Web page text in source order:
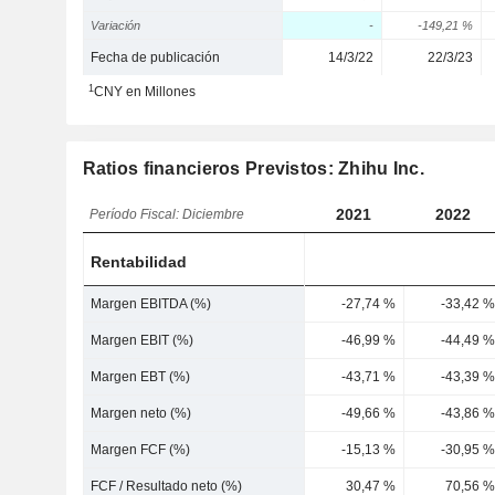
Variación - -149,21 %
Fecha de publicación 14/3/22 22/3/23
1CNY en Millones
Ratios financieros Previstos: Zhihu Inc.
Período Fiscal: Diciembre 2021 2022
Rentabilidad
Margen EBITDA (%) -27,74 % -33,42 %
Margen EBIT (%) -46,99 % -44,49 %
Margen EBT (%) -43,71 % -43,39 %
Margen neto (%) -49,66 % -43,86 %
Margen FCF (%) -15,13 % -30,95 %
FCF / Resultado neto (%) 30,47 % 70,56 %